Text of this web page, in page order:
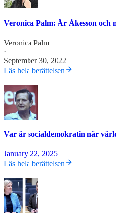
Veronica Palm: Är Åkesson och
Veronica Palm
·
September 30, 2022
Läs hela berättelsen
Var är socialdemokratin när
January 22, 2025
Läs hela berättelsen